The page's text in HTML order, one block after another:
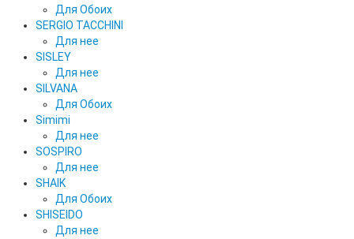
Для Обоих
SERGIO TACCHINI
Для нее
SISLEY
Для нее
SILVANA
Для Обоих
Simimi
Для нее
SOSPIRO
Для нее
SHAIK
Для Обоих
SHISEIDO
Для нее